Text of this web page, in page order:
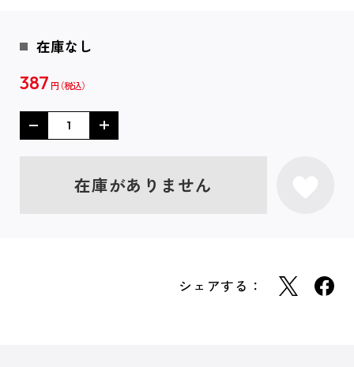
在庫なし
387 円
在庫がありません
シェアする：